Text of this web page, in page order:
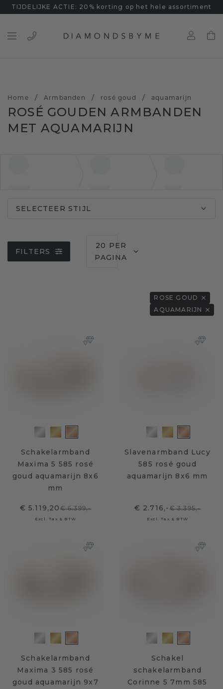
TIJDELIJKE ACTIE: 20% korting op het hele assortiment
Home / Armbanden / rosé goud / aquamarijn
ROSÉ GOUDEN ARMBANDEN
MET AQUAMARIJN
SELECTEER STIJL
FILTERS
20 PER
PAGINA
ROSE GOUD
AQUAMARIJN
Schakelarmband
Maxima 5 585 rosé
goud aquamarijn 8x6
mm
€ 5.119,20€ 6.399,-
Excl. Tax & BTW
Slavenarmband Lucy
585 rosé goud
aquamarijn 8x6 mm
€ 2.716,-€ 3.395,-
Excl. Tax & BTW
Schakelarmband
Maxima 3 585 rosé
goud aquamarijn 9x7
Schakel
schakelarmband
Corinne 5 7mm 585